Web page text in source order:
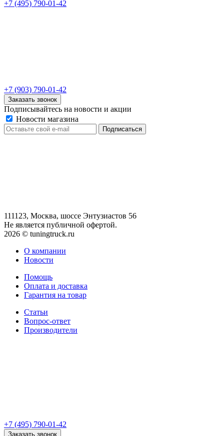
+7 (495) 790-01-42
+7 (903) 790-01-42
Заказать звонок
Подписывайтесь на новости и акции
Новости магазина
111123, Москва, шоссе Энтузиастов 56
Не является публичной офертой.
2026 © tuningtruck.ru
О компании
Новости
Помощь
Оплата и доставка
Гарантия на товар
Статьи
Вопрос-ответ
Производители
+7 (495) 790-01-42
Заказать звонок